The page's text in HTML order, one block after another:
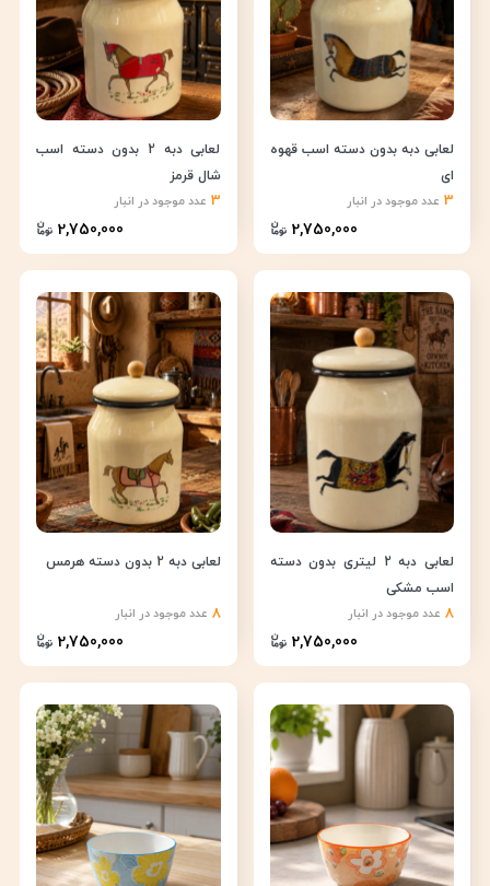
3 عدد موجود در انبار
لعابی دبه بدون دسته اسب قهوه
ای
2,750,000
3 عدد موجود در انبار
لعابی دبه 2 بدون دسته اسب
شال قرمز
2,750,000
8 عدد موجود در انبار
لعابی دبه 2 لیتری بدون دسته
اسب مشکی
2,750,000
8 عدد موجود در انبار
لعابی دبه 2 بدون دسته هرمس
2,750,000